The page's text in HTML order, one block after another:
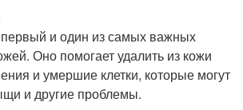
и один из самых важных
Оно помогает удалить из кожи
и умершие клетки, которые могут
и другие проблемы.